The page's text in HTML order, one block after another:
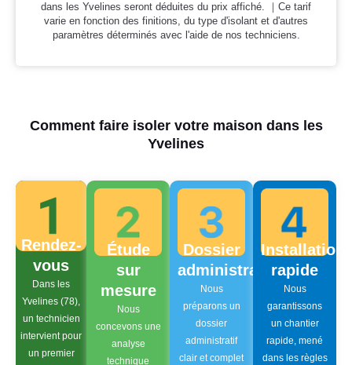
dans les Yvelines seront déduites du prix affiché. ｜Ce tarif
varie en fonction des finitions, du type d'isolant et d'autres
paramètres déterminés avec l'aide de nos techniciens.
Comment faire isoler votre maison dans les
Yvelines
Rendez-
vous
Dans les
Yvelines (78),
un technicien
intervient pour
un premier
Étude
sur
mesure
Nous
concevons une
analyse
technique
Dossier
administratif
Nous
préparons un
dossier
administratif
clair et complet
Installation
rapide
Nous
garantissons
un chantier
rapide, mené
dans les règles